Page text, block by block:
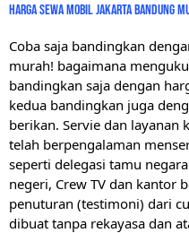
Harga sewa mobil jakarta bandung
Coba saja bandingkan
murah! bagaimana
bandingkan saja dengan
kedua bandingkan juga
berikan. Servie dan layanan
telah berpengalaman
seperti delegasi tamu
negeri, Crew TV dan kantor
penuturan (testimoni) dari
dibuat tanpa rekayasa dan